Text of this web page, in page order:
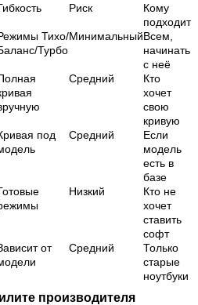
Риск
Кому
подходит
Тихо/
Турбо
МинимальныйВсем,
начинать
с неё
Средний
Кто
хочет
свою
кривую
под
Средний
Если
модель
есть в
базе
Низкий
Кто не
хочет
ставить
софт
от
Средний
Только
старые
ноутбуки
производителя